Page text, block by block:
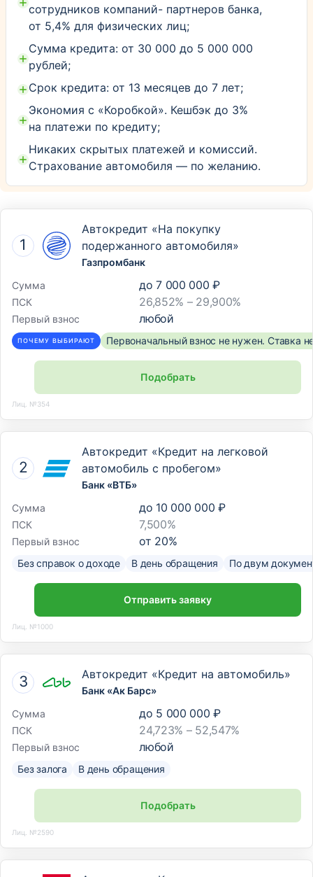
сотрудников компаний- партнеров банка,
от 5,4% для физических лиц;
Сумма кредита: от 30 000 до 5 000 000
рублей;
Срок кредита: от 13 месяцев до 7 лет;
Экономия с «Коробкой». Кешбэк до 3%
на платежи по кредиту;
Никаких скрытых платежей и комиссий.
Страхование автомобиля — по желанию.
Автокредит «На покупку
подержанного автомобиля»
Газпромбанк
Сумма
до 7 000 000 ₽
ПСК 26,852% – 29,900%
Первый взнос любой
ПОЧЕМУ ВЫБИРАЮТ Первоначальный взнос не нужен. Ставка
Подобрать
Лиц. №354
Автокредит «Кредит на легковой
автомобиль с пробегом»
Банк «ВТБ»
Сумма
до 10 000 000 ₽
ПСК 7,500%
Первый взнос от 20%
Без справок о доходе В день обращения По двум
Отправить заявку
Лиц. №1000
Автокредит «Кредит на автомобиль»
Банк «Ак Барс»
Сумма
до 5 000 000 ₽
ПСК 24,723% – 52,547%
Первый взнос любой
Без залога В день обращения
Подобрать
Лиц. №2590